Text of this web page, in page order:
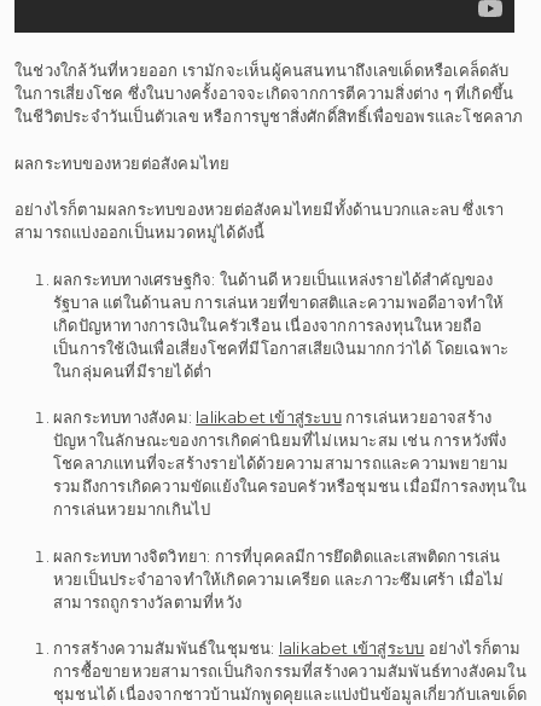
ในช่วงใกล้วันที่หวยออก เรามักจะเห็นผู้คนสนทนาถึงเลขเด็ดหรือเคล็ดลับ
ในการเสี่ยงโชค ซึ่งในบางครั้งอาจจะเกิดจากการตีความสิ่งต่าง ๆ ที่เกิดขึ้น
ในชีวิตประจำวันเป็นตัวเลข หรือการบูชาสิ่งศักดิ์สิทธิ์เพื่อขอพรและโชคลาภ
ผลกระทบของหวยต่อสังคมไทย
อย่างไรก็ตามผลกระทบของหวยต่อสังคมไทยมีทั้งด้านบวกและลบ ซึ่งเรา
สามารถแบ่งออกเป็นหมวดหมู่ได้ดังนี้
ผลกระทบทางเศรษฐกิจ: ในด้านดี หวยเป็นแหล่งรายได้สำคัญของ
รัฐบาล แต่ในด้านลบ การเล่นหวยที่ขาดสติและความพอดีอาจทำให้
เกิดปัญหาทางการเงินในครัวเรือน เนื่องจากการลงทุนในหวยถือ
เป็นการใช้เงินเพื่อเสี่ยงโชคที่มีโอกาสเสียเงินมากกว่าได้ โดยเฉพาะ
ในกลุ่มคนที่มีรายได้ต่ำ
ผลกระทบทางสังคม: lalikabet เข้าสู่ระบบการเล่นหวยอาจสร้าง
ปัญหาในลักษณะของการเกิดค่านิยมที่ไม่เหมาะสม เช่น การหวังพึ่ง
โชคลาภแทนที่จะสร้างรายได้ด้วยความสามารถและความพยายาม
รวมถึงการเกิดความขัดแย้งในครอบครัวหรือชุมชน เมื่อมีการลงทุนใน
การเล่นหวยมากเกินไป
ผลกระทบทางจิตวิทยา: การที่บุคคลมีการยึดติดและเสพติดการเล่น
หวยเป็นประจำอาจทำให้เกิดความเครียด และภาวะซึมเศร้า เมื่อไม่
สามารถถูกรางวัลตามที่หวัง
การสร้างความสัมพันธ์ในชุมชน: lalikabet เข้าสู่ระบบ อย่างไรก็ตาม
การซื้อขายหวยสามารถเป็นกิจกรรมที่สร้างความสัมพันธ์ทางสังคมใน
ชุมชนได้ เนื่องจากชาวบ้านมักพูดคุยและแบ่งปันข้อมูลเกี่ยวกับเลขเด็ด